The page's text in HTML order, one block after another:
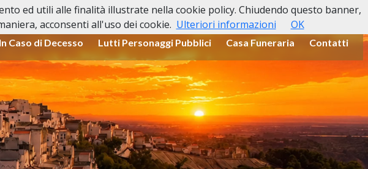
In Caso di Decesso Lutti Personaggi Pubblici Casa Funeraria Contatti
ed utili alle finalità illustrate nella cookie policy. Chiudendo questo banner,
acconsenti all'uso dei cookie. Ulteriori informazioni OK